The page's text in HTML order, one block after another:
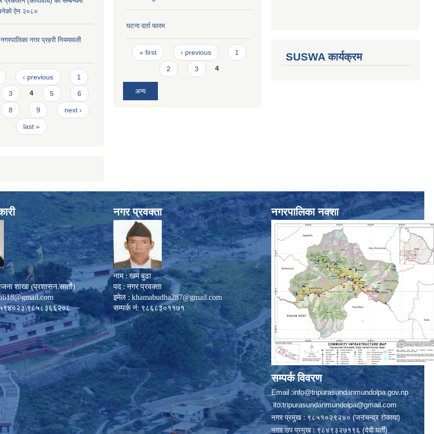
ऐन २०८०
नगरपालिका नगर प्रहरी नियमावली
‹ previous 1
3 4 5 6
8 9 next ›
last »
घटना दर्ता फारम
Pages
« first ‹ previous 1
2 3 4
अन्य
SUSWA कार्यक्रम
शाखा (प्रशासन सातौ)
नगर प्रवक्ता
नाम : खम बुढा
पद : नगर प्रवक्ता
इमेल : khamabudha287@gmail.com
सम्पर्क नं: ९८६८३०११७१
नगरपालिका नक्शा
सम्पर्क विवरण
Email :info@tripurasundarimundolpa.gov.np
ito.tripurasundarimundolpa@gmail.com
नगर प्रमुख : ९८५१०२९२४० (जनचन्द्र रोकाया)
नगर उप प्रमुख : ९८४९३२७१९६ (देवी घर्ती)